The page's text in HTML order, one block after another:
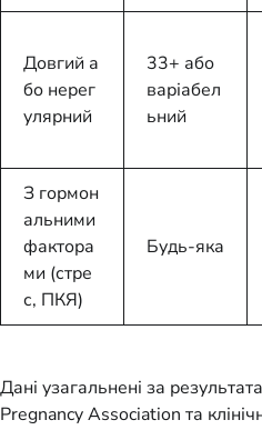
Довгий а
бо нерег
улярний
33+ або
варіабел
ьний
З гормон
альними
фактора
ми (стре
с, ПКЯ)
Будь-яка
Дані узагальнені за
Pregnancy Association та